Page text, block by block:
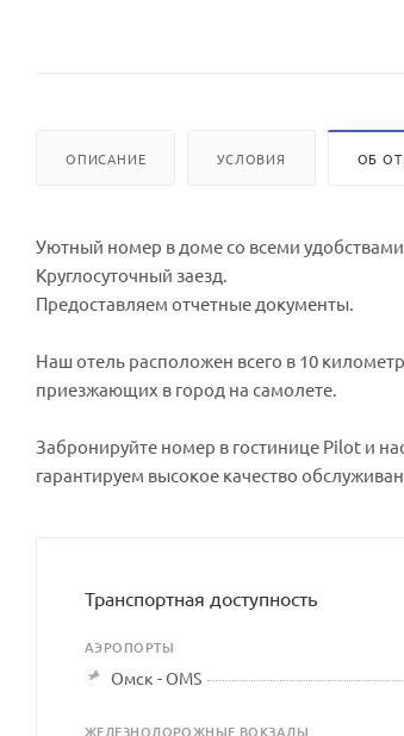
ОПИСАНИЕ УСЛОВИЯ ОБ
Уютный номер в доме со всеми
Круглосуточный заезд.
Предоставляем отчетные документы.
Наш отель расположен всего в 10
приезжающих в город на самолете.
Забронируйте номер в гостинице Pilot и
гарантируем высокое качество
Транспортная доступность
АЭРОПОРТЫ
Омск - OMS
ЖЕЛЕЗНОДОРОЖНЫЕ ВОКЗАЛЫ